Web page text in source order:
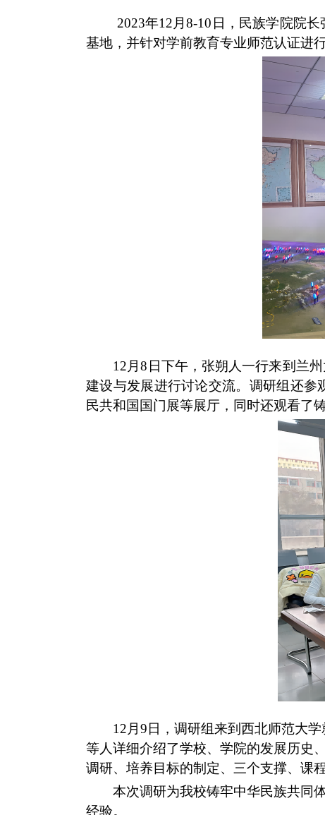
2023年12 月8-10 日，民族学院院长
基地 ，并针对学前教育专业师范认证进
12 月8 日下午，张朔人一行来到兰
建设与发展进行讨论交流。 调研组还参
民共和国国门展等展厅，同时还观看了
1 2 月 9日， 调研组来到西北师范大
等人详细介绍了学校、学院的发展历史
调研、培养目标的制定、三个支撑、课
本次调研为我校铸牢中华民族共同
经验。